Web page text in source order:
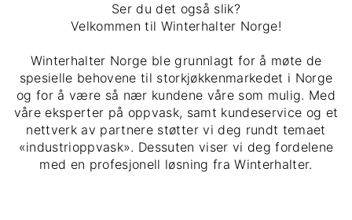
Ser du det også slik?
Velkommen til Winterhalter Norge!
Winterhalter Norge ble grunnlagt for å møte de
spesielle behovene til storkjøkkenmarkedet i Norge
og for å være så nær kundene våre som mulig. Med
våre eksperter på oppvask, samt kundeservice og et
nettverk av partnere støtter vi deg rundt temaet
«industrioppvask». Dessuten viser vi deg fordelene
med en profesjonell løsning fra Winterhalter.